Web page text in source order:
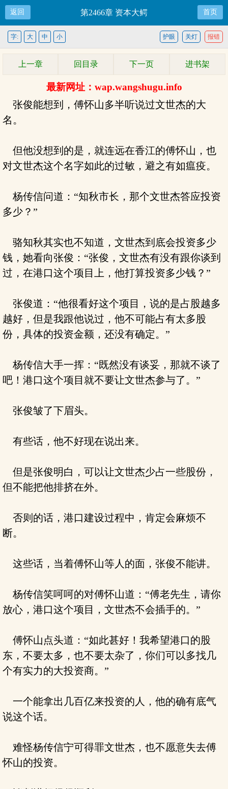
返回 第2466章 资本大鳄 首页
报错
关灯
护眼
字: 大 中 小
上一章 回目录 下一页 进书架
最新网址：wap.wangshugu.info
张俊能想到，傅怀山多半听说过文世杰的大
名。
但他没想到的是，就连远在香江的傅怀山，也
对文世杰这个名字如此的过敏，避之有如瘟疫。
杨传信问道：“知秋市长，那个文世杰答应投资
多少？”
骆知秋其实也不知道，文世杰到底会投资多少
钱，她看向张俊：“张俊，文世杰有没有跟你谈到
过，在港口这个项目上，他打算投资多少钱？”
张俊道：“他很看好这个项目，说的是占股越多
越好，但是我跟他说过，他不可能占有太多股
份，具体的投资金额，还没有确定。”
杨传信大手一挥：“既然没有谈妥，那就不谈了
吧！港口这个项目就不要让文世杰参与了。”
张俊皱了下眉头。
有些话，他不好现在说出来。
但是张俊明白，可以让文世杰少占一些股份，
但不能把他排挤在外。
否则的话，港口建设过程中，肯定会麻烦不
断。
这些话，当着傅怀山等人的面，张俊不能讲。
杨传信笑呵呵的对傅怀山道：“傅老先生，请你
放心，港口这个项目，文世杰不会插手的。”
傅怀山点头道：“如此甚好！我希望港口的股
东，不要太多，也不要太杂了，你们可以多找几
个有实力的大投资商。”
一个能拿出几百亿来投资的人，他的确有底气
说这个话。
难怪杨传信宁可得罪文世杰，也不愿意失去傅
怀山的投资。